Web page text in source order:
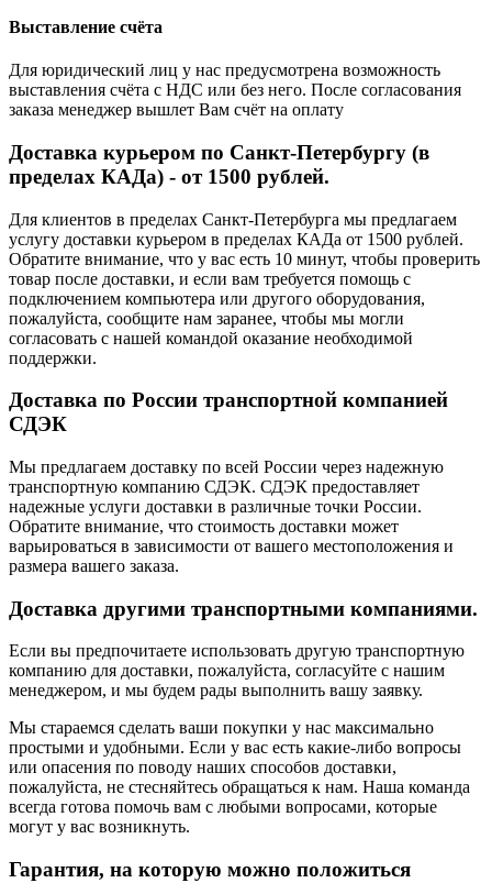
Выставление счёта
Для юридический лиц у нас предусмотрена возможность
выставления счёта с НДС или без него. После согласования
заказа менеджер вышлет Вам счёт на оплату
Доставка курьером по Санкт-Петербургу (в
пределах КАДа) - от 1500 рублей.
Для клиентов в пределах Санкт-Петербурга мы предлагаем
услугу доставки курьером в пределах КАДа от 1500 рублей.
Обратите внимание, что у вас есть 10 минут, чтобы проверить
товар после доставки, и если вам требуется помощь с
подключением компьютера или другого оборудования,
пожалуйста, сообщите нам заранее, чтобы мы могли
согласовать с нашей командой оказание необходимой
поддержки.
Доставка по России транспортной компанией
СДЭК
Мы предлагаем доставку по всей России через надежную
транспортную компанию СДЭК. СДЭК предоставляет
надежные услуги доставки в различные точки России.
Обратите внимание, что стоимость доставки может
варьироваться в зависимости от вашего местоположения и
размера вашего заказа.
Доставка другими транспортными компаниями.
Если вы предпочитаете использовать другую транспортную
компанию для доставки, пожалуйста, согласуйте с нашим
менеджером, и мы будем рады выполнить вашу заявку.
Мы стараемся сделать ваши покупки у нас максимально
простыми и удобными. Если у вас есть какие-либо вопросы
или опасения по поводу наших способов доставки,
пожалуйста, не стесняйтесь обращаться к нам. Наша команда
всегда готова помочь вам с любыми вопросами, которые
могут у вас возникнуть.
Гарантия, на которую можно положиться